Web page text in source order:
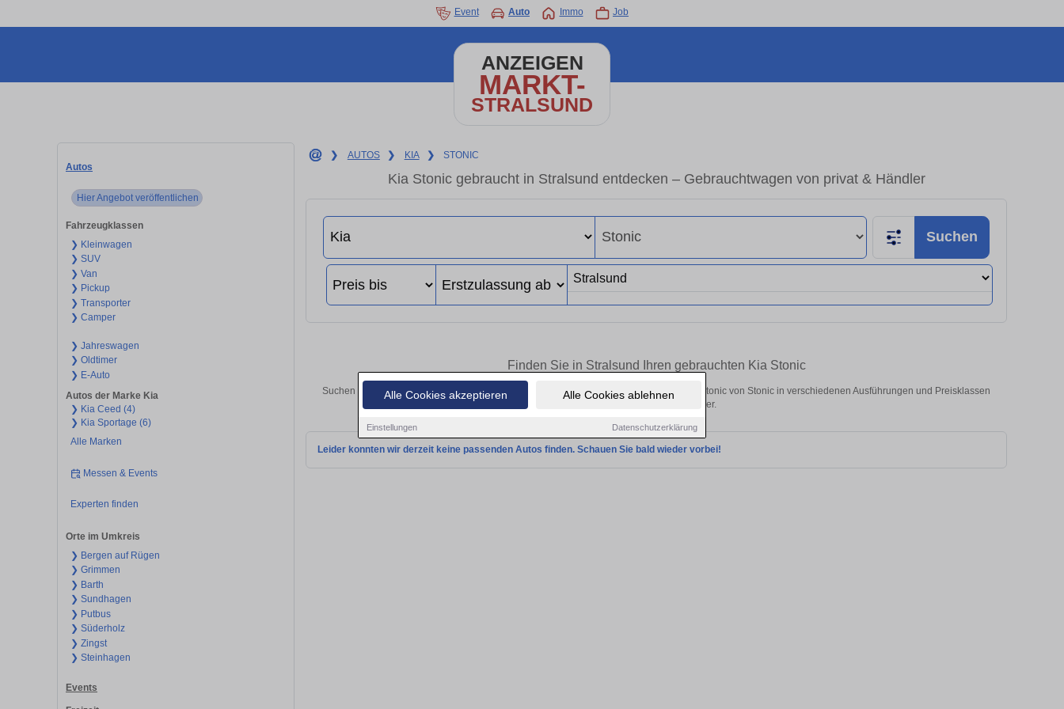
Alle Cookies akzeptieren Alle Cookies ablehnen
Einstellungen Datenschutzerklärung
Event Auto Immo Job
ANZEIGEN
MARKT-
STRALSUND
Autos
Hier Angebot veröffentlichen
Fahrzeugklassen
❯ Kleinwagen
❯ SUV
❯ Van
❯ Pickup
❯ Transporter
❯ Camper
❯ Jahreswagen
❯ Oldtimer
❯ E-Auto
Autos der Marke Kia
❯ Kia Ceed (4)
❯ Kia Sportage (6)
Alle Marken
Messen & Events
Experten finden
Orte im Umkreis
❯ Bergen auf Rügen
❯ Grimmen
❯ Barth
❯ Sundhagen
❯ Putbus
❯ Süderholz
❯ Zingst
❯ Steinhagen
Events
❯ AUTOS ❯ KIA ❯ STONIC
Kia Stonic gebraucht in Stralsund entdecken – Gebrauchtwagen von privat & Händler
Suchen
Finden Sie in Stralsund Ihren gebrauchten Kia Stonic
Suchen Sie in Stralsund einen Kia Stonic Gebrauchtwagen? Entdecken Sie gebrauchte Stonic von Stonic in verschiedenen Ausführungen und Preisklassen
von privat und vom Händler.
Leider konnten wir derzeit keine passenden Autos finden. Schauen Sie bald wieder vorbei!